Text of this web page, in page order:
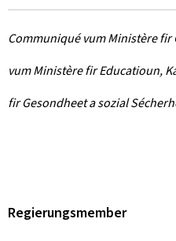
Communiqué vum Ministère
vum Ministère fir Educatioun,
fir Gesondheet a sozial
Regierungsmember